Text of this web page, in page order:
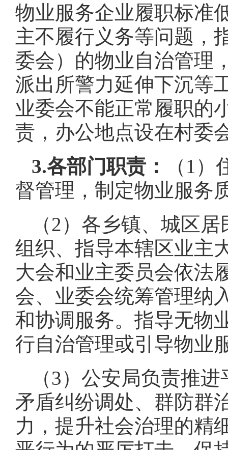
物业服务企业履职标准
主不履行义务等问题，
委会）的物业自治管理
派出所警力延伸下沉等
业委会不能正常履职的
责，办公地点设在村委
3.各部门职责：
（1
督管理，制定物业服务
（2）各乡镇、城区
组织、指导本辖区业主
大会和业主委员会依法
会、业委会统筹管理纳
和协调服务。指导无物
行自治管理或引导物业
（3）公安局负责推
矛盾纠纷调处、群防群
力，提升社会治理的精